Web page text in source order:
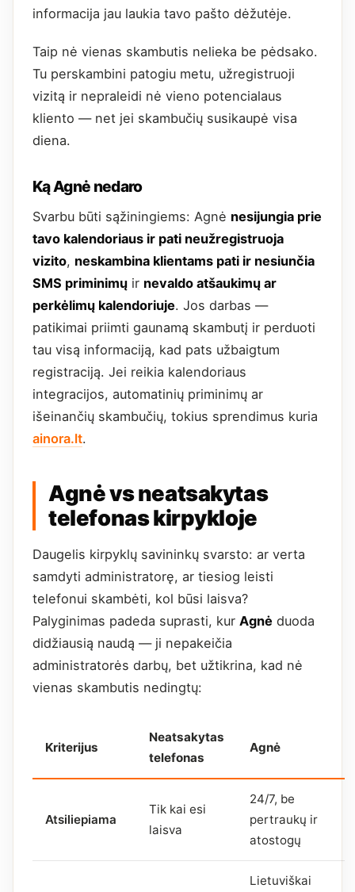
informacija jau laukia tavo pašto dėžutėje.
Taip nė vienas skambutis nelieka be pėdsako.
Tu perskambini patogiu metu, užregistruoji
vizitą ir nepraleidi nė vieno potencialaus
kliento — net jei skambučių susikaupė visa
diena.
Ką Agnė nedaro
Svarbu būti sąžiningiems: Agnė nesijungia prie
tavo kalendoriaus ir pati neužregistruoja
vizito, neskambina klientams pati ir nesiunčia
SMS priminimų ir nevaldo atšaukimų ar
perkėlimų kalendoriuje. Jos darbas —
patikimai priimti gaunamą skambutį ir perduoti
tau visą informaciją, kad pats užbaigtum
registraciją. Jei reikia kalendoriaus
integracijos, automatinių priminimų ar
išeinančių skambučių, tokius sprendimus kuria
ainora.lt.
Agnė vs neatsakytas
telefonas kirpykloje
Daugelis kirpyklų savininkų svarsto: ar verta
samdyti administratorę, ar tiesiog leisti
telefonui skambėti, kol būsi laisva?
Palyginimas padeda suprasti, kur Agnė duoda
didžiausią naudą — ji nepakeičia
administratorės darbų, bet užtikrina, kad nė
vienas skambutis nedingtų:
Kriterijus
Neatsakytas
telefonas
Agnė
Atsiliepiama
Tik kai esi
laisva
24/7, be
pertraukų ir
atostogų
Lietuviškai